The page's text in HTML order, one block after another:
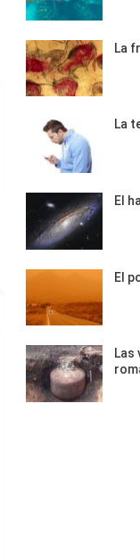
La
La
El
El
Las